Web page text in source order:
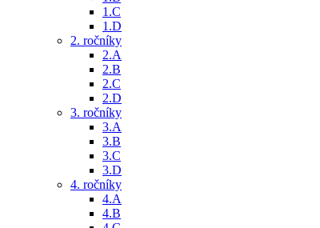
1.C
1.D
2. ročníky
2.A
2.B
2.C
2.D
3. ročníky
3.A
3.B
3.C
3.D
4. ročníky
4.A
4.B